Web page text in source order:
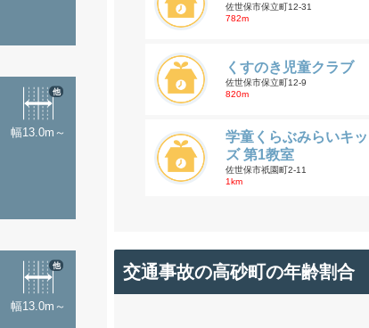
幅13.0m～
他
幅13.0m～
他
佐世保市保立町12-31
782m
くすのき児童クラブ
佐世保市保立町12-9
820m
学童くらぶみらいキッ
ズ 第1教室
佐世保市祇園町2-11
1km
交通事故の高砂町の年齢割合